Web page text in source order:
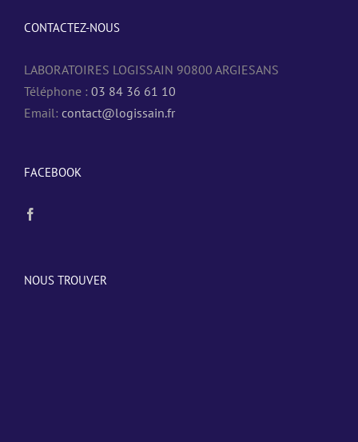
CONTACTEZ-NOUS
LABORATOIRES LOGISSAIN 90800 ARGIESANS
Téléphone : 03 84 36 61 10
Email: contact@logissain.fr
FACEBOOK
NOUS TROUVER